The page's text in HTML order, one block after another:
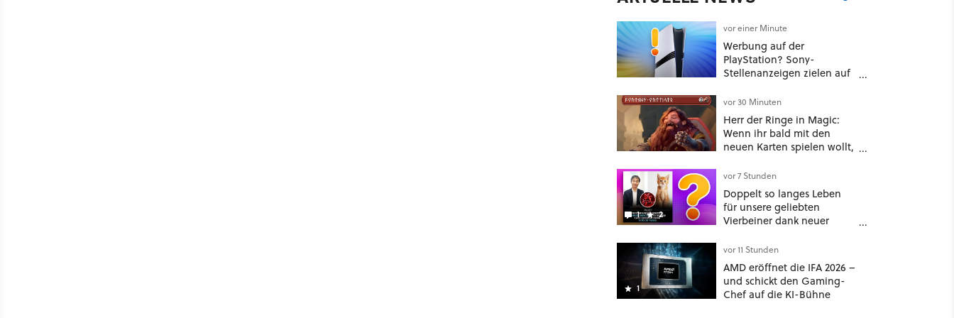
vor einer Minute
Werbung auf der
PlayStation? Sony-
Stellenanzeigen zielen auf
Mobilfunk
vor 30 Minuten
Herr der Ringe in Magic:
Wenn ihr bald mit den
neuen Karten spielen wollt,
Duolingo Zwergisch pauken
1 2
vor 7 Stunden
Doppelt so langes Leben
für unsere geliebten
Vierbeiner dank neuer
Japan: Der Blick auf über
1.200 Kommentare zeigt,
dass es nicht so einfach ist
1
vor 11 Stunden
AMD eröffnet die IFA 2026 –
und schickt den Gaming-
Chef auf die KI-Bühne